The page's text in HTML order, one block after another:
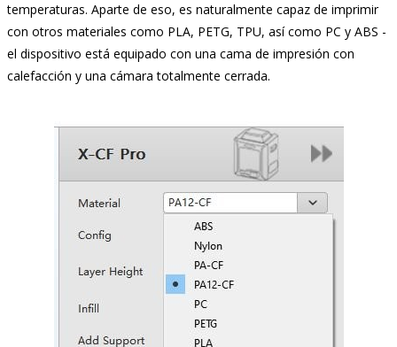
temperaturas. Aparte de eso, es naturalmente capaz de imprimir
con otros materiales como PLA, PETG, TPU, así como PC y ABS -
el dispositivo está equipado con una cama de impresión con
calefacción y una cámara totalmente cerrada.